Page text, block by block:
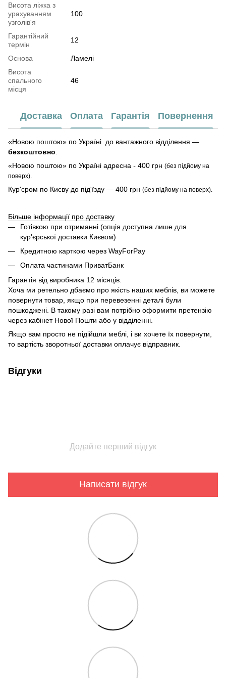
Висота ліжка з
урахуванням
узголів'я
100
Гарантійний
термін
12
Основа
Ламелі
Висота
спального
місця
46
Доставка Оплата Гарантія Повернення
«Новою поштою» по Україні до вантажного відділення —
безкоштовно
«Новою поштою» по Україні адресна - 400 грн (без підйому на
поверх).
Кур'єром по Києву до під'їзду — 400 грн (без підйому на поверх).
Більше інформації про доставку
Готівкою при отриманні (опція доступна лише для
кур'єрської доставки Києвом)
Кредитною карткою через WayForPay
Оплата частинами ПриватБанк
Гарантія від виробника 12 місяців.
Хоча ми ретельно дбаємо про якість наших меблів, ви можете
повернути товар, якщо при перевезенні деталі були
пошкоджені. В такому разі вам потрібно оформити претензію
через кабінет Нової Пошти або у відділенні.
Якщо вам просто не підійшли меблі, і ви хочете їх повернути,
то вартість зворотньої доставки оплачує відправник.
Відгуки
Додайте перший відгук
Написати відгук